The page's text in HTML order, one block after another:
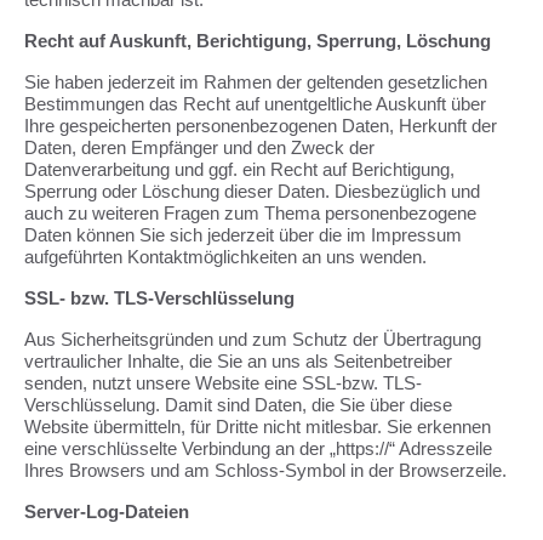
Recht auf Auskunft, Berichtigung, Sperrung, Löschung
Sie haben jederzeit im Rahmen der geltenden gesetzlichen
Bestimmungen das Recht auf unentgeltliche Auskunft über
Ihre gespeicherten personenbezogenen Daten, Herkunft der
Daten, deren Empfänger und den Zweck der
Datenverarbeitung und ggf. ein Recht auf Berichtigung,
Sperrung oder Löschung dieser Daten. Diesbezüglich und
auch zu weiteren Fragen zum Thema personenbezogene
Daten können Sie sich jederzeit über die im Impressum
aufgeführten Kontaktmöglichkeiten an uns wenden.
SSL- bzw. TLS-Verschlüsselung
Aus Sicherheitsgründen und zum Schutz der Übertragung
vertraulicher Inhalte, die Sie an uns als Seitenbetreiber
senden, nutzt unsere Website eine SSL-bzw. TLS-
Verschlüsselung. Damit sind Daten, die Sie über diese
Website übermitteln, für Dritte nicht mitlesbar. Sie erkennen
eine verschlüsselte Verbindung an der „https://“ Adresszeile
Ihres Browsers und am Schloss-Symbol in der Browserzeile.
Server-Log-Dateien